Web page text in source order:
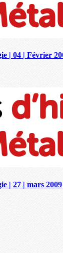
| 04 | Février
| 27 | mars 2009